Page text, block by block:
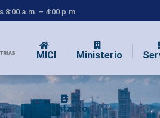
8:00 a.m. – 4:00 p.m.
MICI Ministerio
Contacto